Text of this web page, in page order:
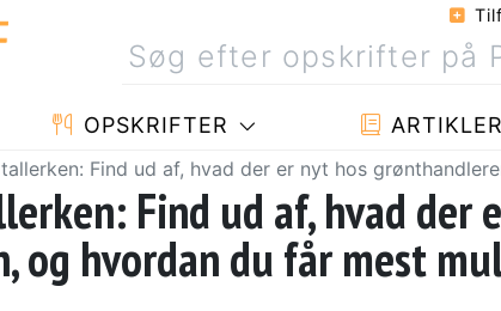
OPSKRIFTER ARTIKLER
Find ud af, hvad der er nyt hos
Find ud af, hvad der
og hvordan du får mest